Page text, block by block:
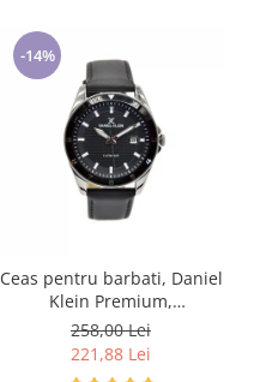
-14%
Ceas pentru barbati, Daniel
Klein Premium,
DK.1.13709.2
258,00 Lei
221,88 Lei